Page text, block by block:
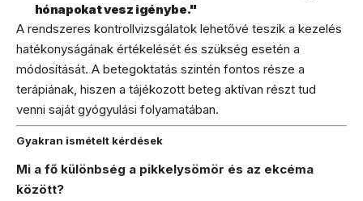
hónapokat vesz igénybe."
A rendszeres kontrollvizsgálatok lehetővé teszik a kezelés
hatékonyságának értékelését és szükség esetén a
módosítását. A betegoktatás szintén fontos része a
terápiának, hiszen a tájékozott beteg aktívan részt tud
venni saját gyógyulási folyamatában.
Gyakran ismételt kérdések
Mi a fő különbség a pikkelysömör és az ekcéma
között?